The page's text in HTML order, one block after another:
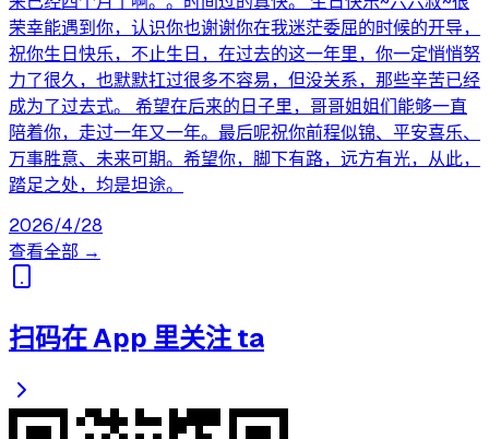
荣幸能遇到你，认识你也谢谢你在我迷茫委屈的时候的开导，
祝你生日快乐，不止生日，在过去的这一年里，你一定悄悄努
力了很久，也默默扛过很多不容易，但没关系，那些辛苦已经
成为了过去式。 希望在后来的日子里，哥哥姐姐们能够一直
陪着你，走过一年又一年。最后呢祝你前程似锦、平安喜乐、
万事胜意、未来可期。希望你，脚下有路，远方有光，从此，
踏足之处，均是坦途。
2026/4/28
查看全部 →
扫码在 App 里关注 ta